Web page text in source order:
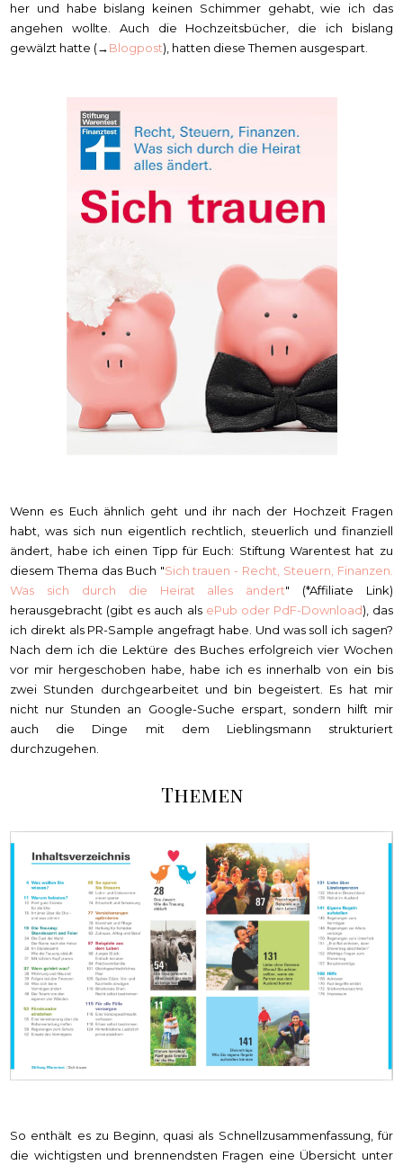
her und habe bislang keinen Schimmer gehabt, wie ich das
angehen wollte. Auch die Hochzeitsbücher, die ich bislang
gewälzt hatte (→Blogpost), hatten diese Themen ausgespart.
Wenn es Euch ähnlich geht und ihr nach der Hochzeit Fragen
habt, was sich nun eigentlich rechtlich, steuerlich und finanziell
ändert, habe ich einen Tipp für Euch: Stiftung Warentest hat zu
diesem Thema das Buch "Sich trauen - Recht, Steuern, Finanzen.
Was sich durch die Heirat alles ändert" (*Affiliate Link)
herausgebracht (gibt es auch alsePub oder PdF-Download), das
ich direkt als PR-Sample angefragt habe. Und was soll ich sagen?
Nach dem ich die Lektüre des Buches erfolgreich vier Wochen
vor mir hergeschoben habe, habe ich es innerhalb von ein bis
zwei Stunden durchgearbeitet und bin begeistert. Es hat mir
nicht nur Stunden an Google-Suche erspart, sondern hilft mir
auch die Dinge mit dem Lieblingsmann strukturiert
durchzugehen.
Themen
So enthält es zu Beginn, quasi als Schnellzusammenfassung, für
die wichtigsten und brennendsten Fragen eine Übersicht unter